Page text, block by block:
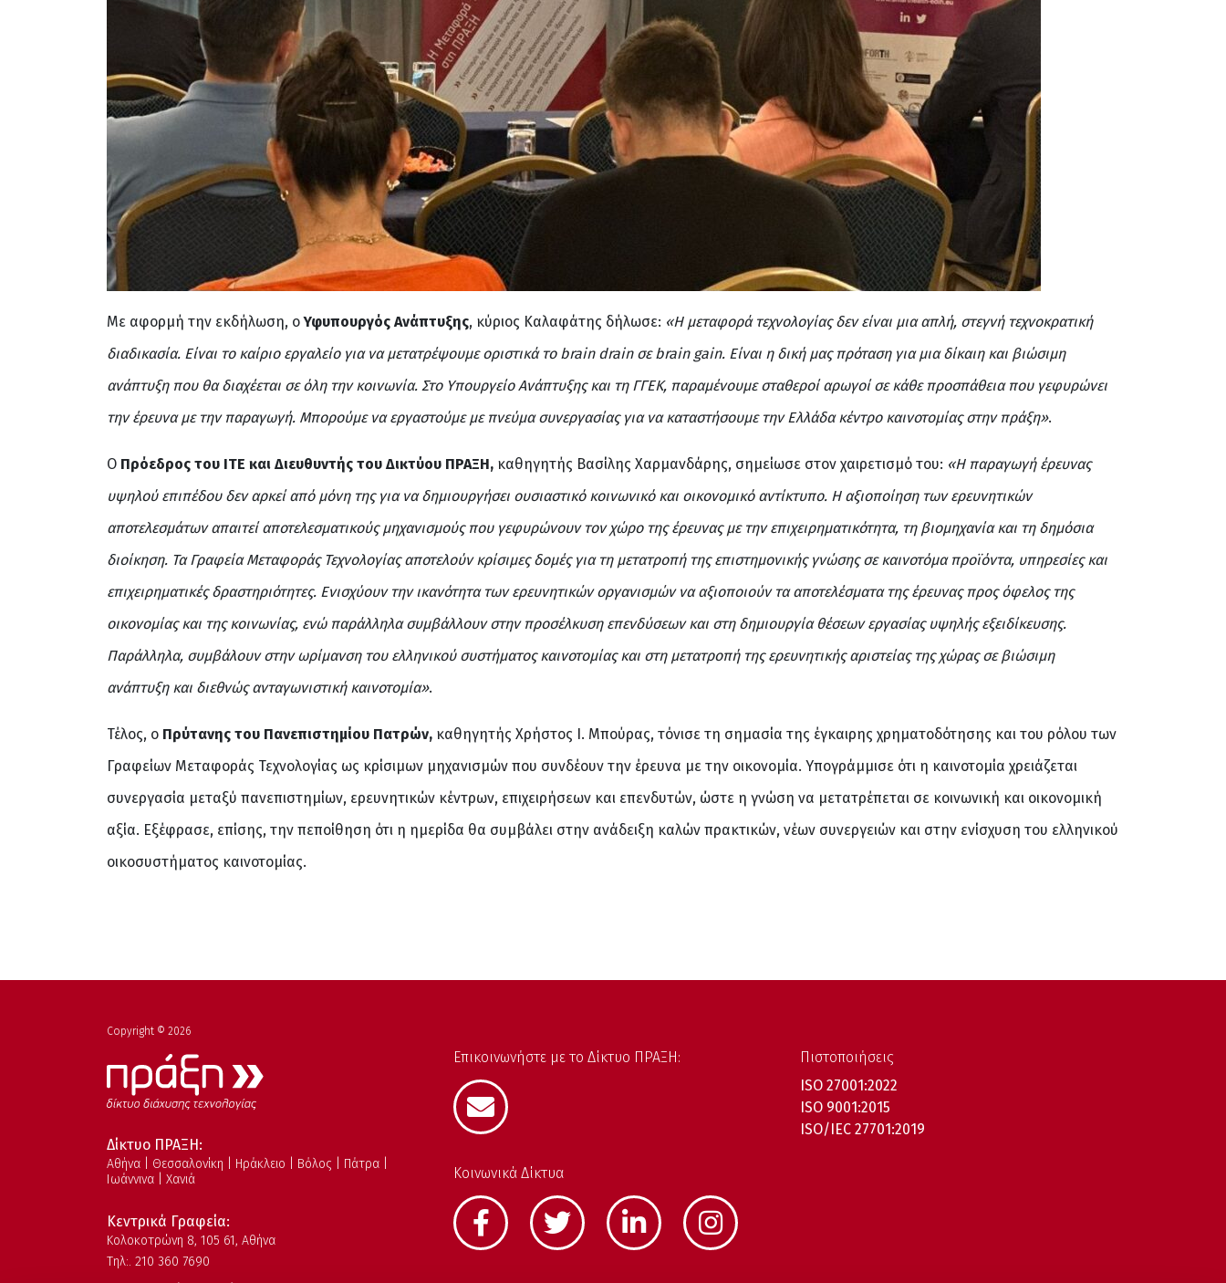
Με αφορμή την εκδήλωση, οΥφυπουργός Ανάπτυξης, κύριος Καλαφάτης δήλωσε: «Η μεταφορά τεχνολογίας δεν είναι μια απλή, στεγνή τεχνοκρατική
διαδικασία. Είναι το καίριο εργαλείο για να μετατρέψουμε οριστικά το brain drain σε brain gain. Είναι η δική μας πρόταση για μια δίκαιη και βιώσιμη
ανάπτυξη που θα διαχέεται σε όλη την κοινωνία. Στο Υπουργείο Ανάπτυξης και τη ΓΓΕΚ, παραμένουμε σταθεροί αρωγοί σε κάθε προσπάθεια που γεφυρώνει
την έρευνα με την παραγωγή. Μπορούμε να εργαστούμε με πνεύμα συνεργασίας για να καταστήσουμε την Ελλάδα κέντρο καινοτομίας στην πράξη».
O Πρόεδρος του ΙΤΕ και Διευθυντής του Δικτύου ΠΡΑΞΗ, καθηγητής Βασίλης Χαρμανδάρης, σημείωσε στον χαιρετισμό του: «Η παραγωγή έρευνας
υψηλού επιπέδου δεν αρκεί από μόνη της για να δημιουργήσει ουσιαστικό κοινωνικό και οικονομικό αντίκτυπο. Η αξιοποίηση των ερευνητικών
αποτελεσμάτων απαιτεί αποτελεσματικούς μηχανισμούς που γεφυρώνουν τον χώρο της έρευνας με την επιχειρηματικότητα, τη βιομηχανία και τη δημόσια
διοίκηση. Τα Γραφεία Μεταφοράς Τεχνολογίας αποτελούν κρίσιμες δομές για τη μετατροπή της επιστημονικής γνώσης σε καινοτόμα προϊόντα, υπηρεσίες και
επιχειρηματικές δραστηριότητες. Ενισχύουν την ικανότητα των ερευνητικών οργανισμών να αξιοποιούν τα αποτελέσματα της έρευνας προς όφελος της
οικονομίας και της κοινωνίας, ενώ παράλληλα συμβάλλουν στην προσέλκυση επενδύσεων και στη δημιουργία θέσεων εργασίας υψηλής εξειδίκευσης.
Παράλληλα, συμβάλουν στην ωρίμανση του ελληνικού συστήματος καινοτομίας και στη μετατροπή της ερευνητικής αριστείας της χώρας σε βιώσιμη
ανάπτυξη και διεθνώς ανταγωνιστική καινοτομία».
Τέλος, ο Πρύτανης του Πανεπιστημίου Πατρών, καθηγητής Χρήστος Ι. Μπούρας, τόνισε τη σημασία της έγκαιρης χρηματοδότησης και του ρόλου των
Γραφείων Μεταφοράς Τεχνολογίας ως κρίσιμων μηχανισμών που συνδέουν την έρευνα με την οικονομία. Υπογράμμισε ότι η καινοτομία χρειάζεται
συνεργασία μεταξύ πανεπιστημίων, ερευνητικών κέντρων, επιχειρήσεων και επενδυτών, ώστε η γνώση να μετατρέπεται σε κοινωνική και οικονομική
αξία. Εξέφρασε, επίσης, την πεποίθηση ότι η ημερίδα θα συμβάλει στην ανάδειξη καλών πρακτικών, νέων συνεργειών και στην ενίσχυση του ελληνικού
οικοσυστήματος καινοτομίας.
Copyright © 2026
Δίκτυο ΠΡΑΞΗ:
Αθήνα | Θεσσαλονίκη | Ηράκλειο | Βόλος | Πάτρα |
Ιωάννινα | Χανιά
Κεντρικά Γραφεία:
Kολοκοτρώνη 8, 105 61, Αθήνα
Τηλ:. 210 360 7690
Επικοινωνήστε με το Δίκτυο ΠΡΑΞΗ:
Κοινωνικά Δίκτυα
Πιστοποιήσεις
ISO 27001:2022
ISO 9001:2015
ISO/IEC 27701:2019